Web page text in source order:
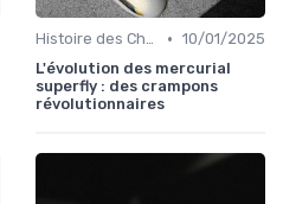
Histoire des Chaussures de Football • 10/01/2025
L'évolution des mercurial
superfly : des crampons
révolutionnaires